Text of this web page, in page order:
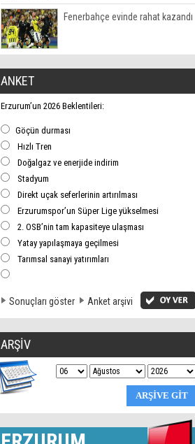
Fenerbahçe evinde rahat kazandı
ANKET
Erzurum’un 2026 Beklentileri:
Göçün durması
Hızlı Tren
Doğalgaz ve enerjide indirim
Stadyum
Direkt uçak seferlerinin artırılması
Erzurumspor’un Süper Lige yükselmesi
2. OSB’nin tam kapasiteye ulaşması
Yatay yapılaşmaya geçilmesi
Tarımsal sanayi yatırımları
Sonuçları göster Anket arşivi
ARŞİV